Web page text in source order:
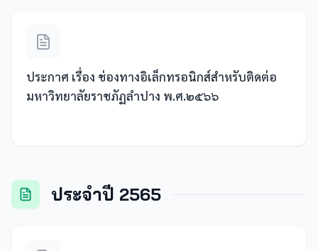
ประกาศ เรื่อง ช่องทางอิเล็กทรอนิกส์สำหรับติดต่อ
มหาวิทยาลัยราชภัฏลำปาง พ.ศ.๒๕๖๖
ประจำปี 2565